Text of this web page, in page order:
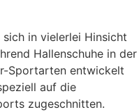
in vielerlei Hinsicht
Hallenschuhe in der
Sportarten entwickelt
auf die
zugeschnitten.